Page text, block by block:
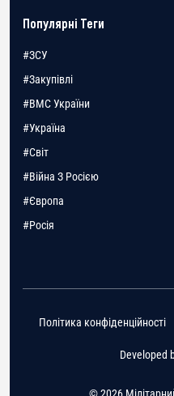
Популярні Теги
#ЗСУ
#Закупівлі
#ВМС України
#Україна
#Світ
#Війна З Росією
#Європа
#Росія
Developed
Політика конфіденційності